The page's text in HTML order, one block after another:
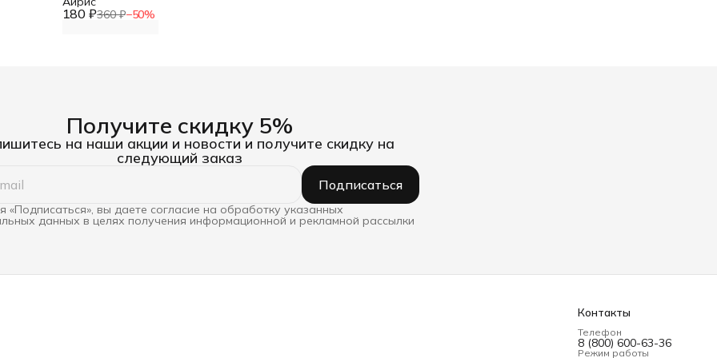
180 ₽360 ₽−50%
Получите скидку 5%
на наши акции и новости и получите скидку на
следующий заказ
Подписаться
«Подписаться», вы даете согласие на обработку указанных
данных в целях получения информационной и рекламной рассылки
Контакты
Телефон
8 (800) 600-63-36
Режим работы